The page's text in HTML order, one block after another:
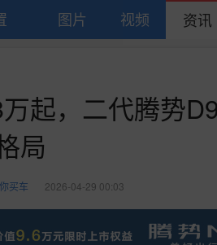
图片 视频 资讯
起，二代腾势
局
买车 2026-04-29 00:03